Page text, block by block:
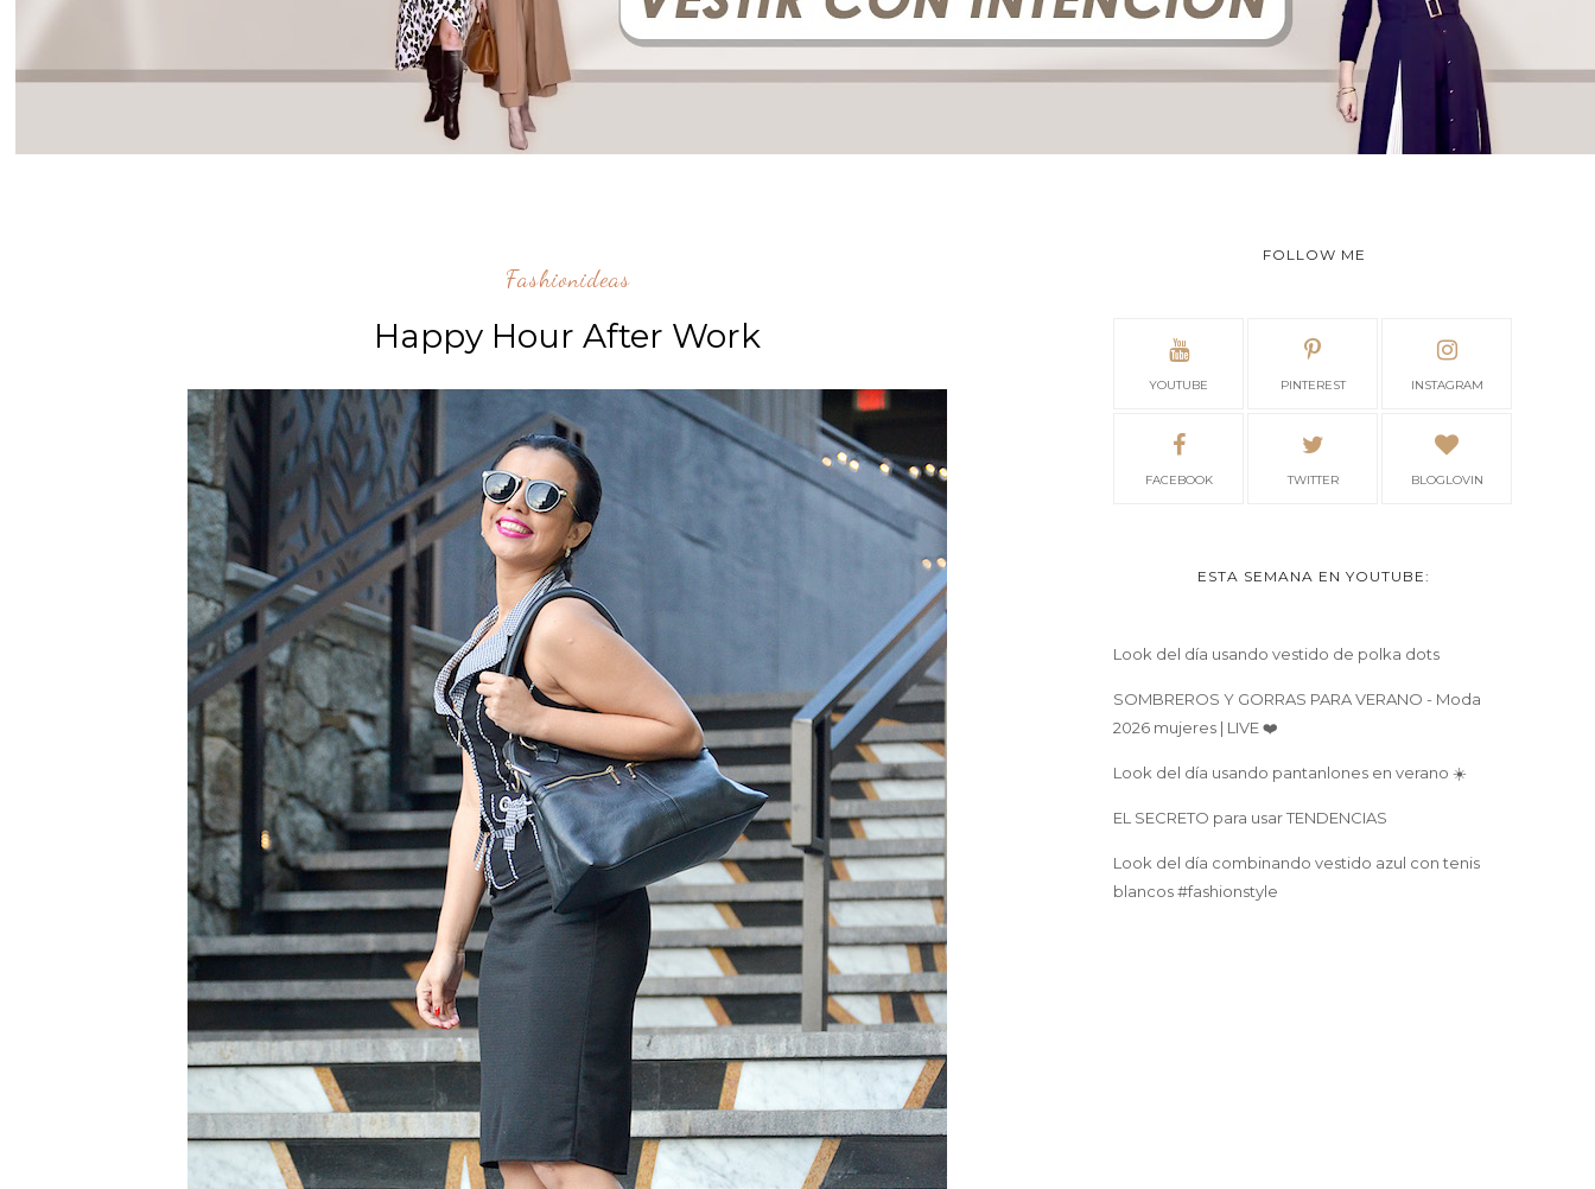
Fashionideas
Happy Hour After Work
FOLLOW ME
YOUTUBE PINTEREST INSTAGRAM
FACEBOOK TWITTER BLOGLOVIN
ESTA SEMANA EN YOUTUBE:
Look del día usando vestido de polka dots
SOMBREROS Y GORRAS PARA VERANO - Moda
2026 mujeres | LIVE ❤️
Look del día usando pantanlones en verano ☀️
EL SECRETO para usar TENDENCIAS
Look del día combinando vestido azul con tenis
blancos #fashionstyle